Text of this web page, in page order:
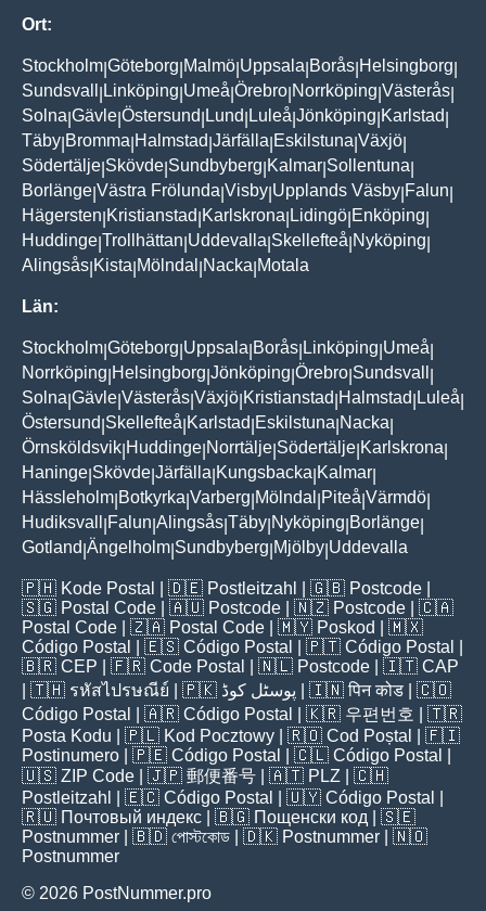
Ort:
Stockholm Göteborg Malmö Uppsala Borås Helsingborg
Sundsvall
Linköping Umeå Örebro Norrköping Västerås
Solna Gävle Östersund Lund Luleå Jönköping Karlstad
Täby Bromma Halmstad Järfälla Eskilstuna Växjö
Södertälje Skövde Sundbyberg Kalmar Sollentuna
Borlänge Västra Frölunda Visby Upplands Väsby Falun
Hägersten Kristianstad Karlskrona Lidingö Enköping
Huddinge Trollhättan Uddevalla Skellefteå Nyköping
Alingsås Kista Mölndal Nacka Motala
Län:
Stockholm Göteborg Uppsala Borås Linköping Umeå
Norrköping Helsingborg Jönköping Örebro Sundsvall
Solna Gävle Västerås Växjö Kristianstad Halmstad Luleå
Östersund Skellefteå Karlstad Eskilstuna Nacka
Örnsköldsvik Huddinge Norrtälje Södertälje Karlskrona
Haninge Skövde Järfälla Kungsbacka Kalmar
Hässleholm Botkyrka Varberg Mölndal Piteå Värmdö
Hudiksvall
Falun Alingsås Täby Nyköping Borlänge
Gotland Ängelholm Sundbyberg Mjölby Uddevalla
🇵🇭 Kode Postal | 🇩🇪 Postleitzahl | 🇬🇧 Postcode
🇸🇬 Postal Code | 🇦🇺 Postcode | 🇳🇿 Postcode | 🇨🇦
Postal Code | 🇿🇦 Postal Code | 🇲🇾 Poskod
| 🇲🇽
Código Postal
| 🇪🇸 Código Postal | 🇵🇹 Código Postal
🇧🇷 CEP | 🇫🇷 Code Postal | 🇳🇱 Postcode | 🇮🇹 CAP
| 🇹🇭 รหัสไปรษณีย์ | 🇵🇰 پوسٹل کوڈ | 🇮🇳पिन कोड | 🇨🇴
Código Postal
| 🇦🇷 Código Postal | 🇰🇷 우편번호
| 🇹🇷
Posta Kodu | 🇵🇱 Kod Pocztowy | 🇷🇴 Cod Poștal
| 🇫🇮
Postinumero | 🇵🇪 Código Postal | 🇨🇱 Código Postal
🇺🇸 ZIP Code | 🇯🇵 郵便番号 | 🇦🇹 PLZ | 🇨🇭
Postleitzahl
| 🇪🇨 Código Postal | 🇺🇾 Código Postal
🇷🇺 Почтовый индекс | 🇧🇬 Пощенски код | 🇸🇪
Postnummer | 🇧🇩 পোস্টকোড | 🇩🇰 Postnummer | 🇳🇴
Postnummer
© 2026 PostNummer.pro